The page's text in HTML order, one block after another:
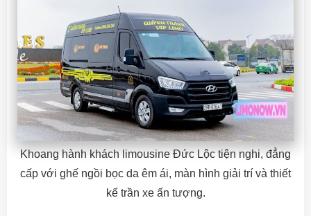
Khoang hành khách limousine Đức Lộc tiện nghi, đẳng
cấp với ghế ngồi bọc da êm ái, màn hình giải trí và thiết
kế trần xe ấn tượng.